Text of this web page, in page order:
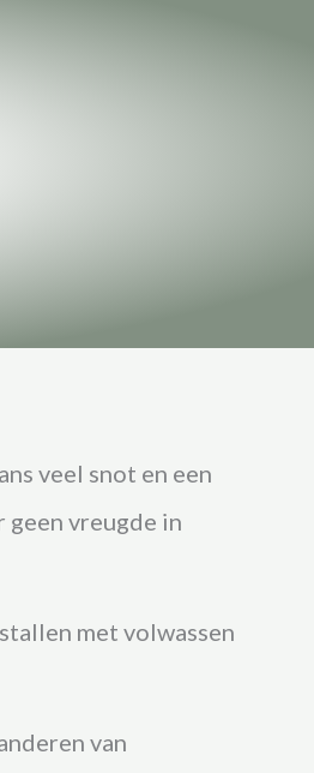
veel snot en een
vreugde in
met volwassen
van